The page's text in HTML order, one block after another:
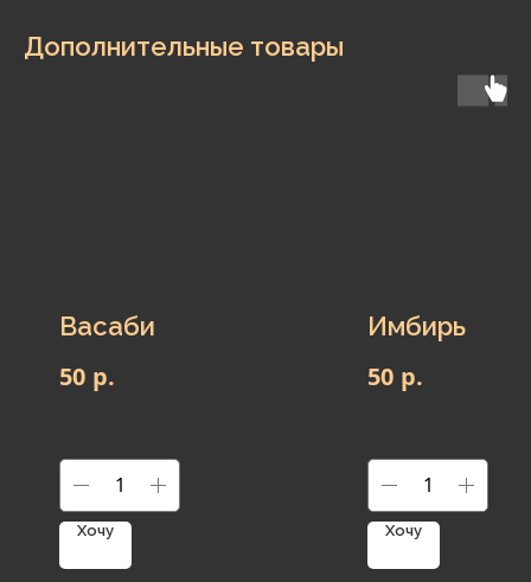
Дополнительные товары
Васаби
50 р.
Хочу
Имбирь
50 р.
Хочу